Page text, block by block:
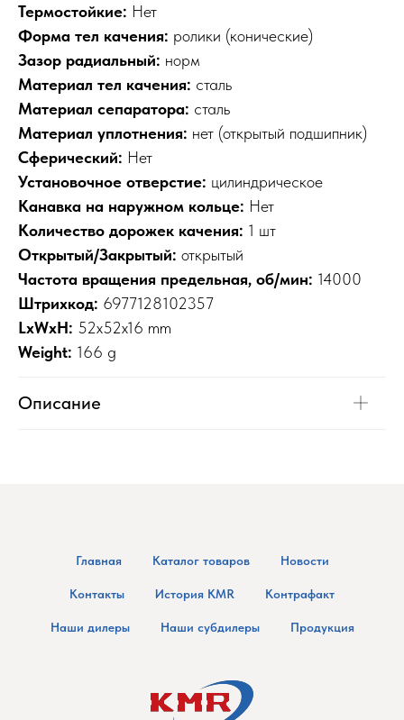
Термостойкие: Нет
Форма тел качения: ролики (конические)
Зазор радиальный: норм
Материал тел качения: сталь
Материал сепаратора: сталь
Материал уплотнения: нет (открытый подшипник)
Сферический: Нет
Установочное отверстие: цилиндрическое
Канавка на наружном кольце: Нет
Количество дорожек качения: 1 шт
Открытый/Закрытый: открытый
Частота вращения предельная, об/мин: 14000
Штрихкод: 6977128102357
LxWxH: 52x52x16 mm
Weight: 166 g
Описание
Главная Каталог товаров Новости
Контакты История KMR Контрафакт
Наши дилеры Наши субдилеры Продукция